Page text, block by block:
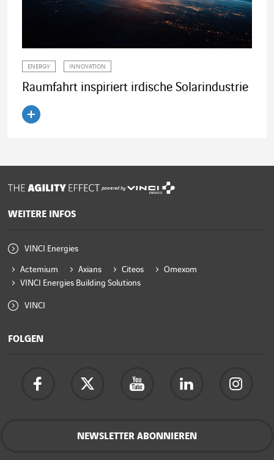
ENERGY INNOVATION
Raumfahrt inspiriert irdische Solarindustrie
powered by
WEITERE INFOS
VINCI Energies
Actemium Axians Citeos
Omexom
VINCI Energies Building Solutions
VINCI
FOLGEN
NEWSLETTER ABONNIEREN